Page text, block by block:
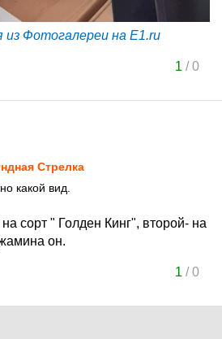
Фотогалереи на E1.ru
1 /0
Стрелка
какой вид.
сорт " Голден Кинг", второй- на
он.
1 /0